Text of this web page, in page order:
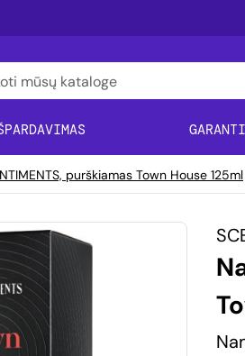
purškiamas Town House 125ml